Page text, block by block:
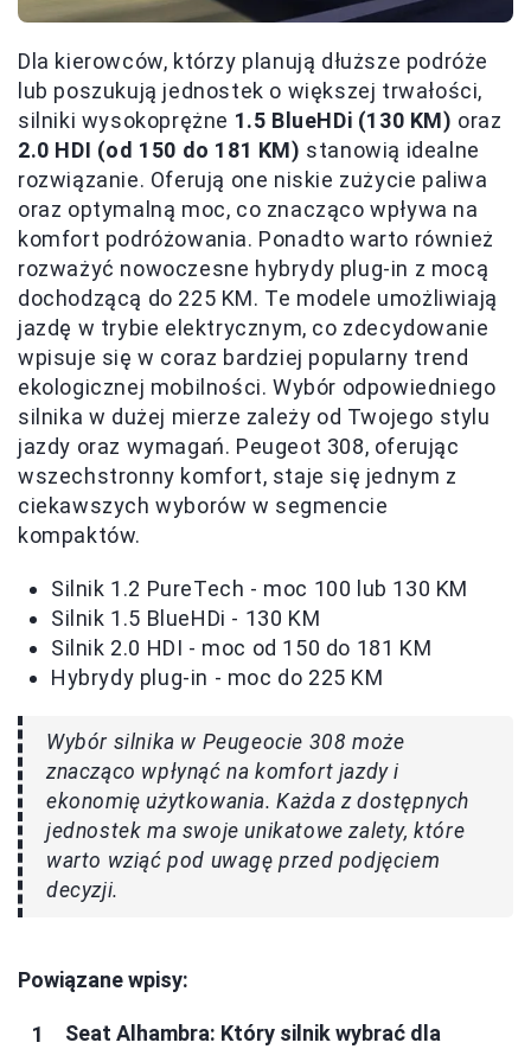
Dla kierowców, którzy planują dłuższe podróże
lub poszukują jednostek o większej trwałości,
silniki wysokoprężne 1.5 BlueHDi (130 KM) oraz
2.0 HDI (od 150 do 181 KM) stanowią idealne
rozwiązanie. Oferują one niskie zużycie paliwa
oraz optymalną moc, co znacząco wpływa na
komfort podróżowania. Ponadto warto również
rozważyć nowoczesne hybrydy plug-in z mocą
dochodzącą do 225 KM. Te modele umożliwiają
jazdę w trybie elektrycznym, co zdecydowanie
wpisuje się w coraz bardziej popularny trend
ekologicznej mobilności. Wybór odpowiedniego
silnika w dużej mierze zależy od Twojego stylu
jazdy oraz wymagań. Peugeot 308, oferując
wszechstronny komfort, staje się jednym z
ciekawszych wyborów w segmencie
kompaktów.
Silnik 1.2 PureTech - moc 100 lub 130 KM
Silnik 1.5 BlueHDi - 130 KM
Silnik 2.0 HDI - moc od 150 do 181 KM
Hybrydy plug-in - moc do 225 KM
Wybór silnika w Peugeocie 308 może
znacząco wpłynąć na komfort jazdy i
ekonomię użytkowania. Każda z dostępnych
jednostek ma swoje unikatowe zalety, które
warto wziąć pod uwagę przed podjęciem
decyzji.
Powiązane wpisy:
Seat Alhambra: Który silnik wybrać dla